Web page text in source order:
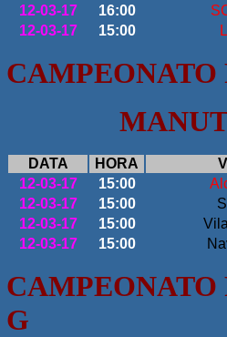
12-03-17
16:00
12-03-17
15:00
DATA HORA
12-03-17
15:00
12-03-17
15:00
12-03-17
15:00
12-03-17
15:00
G